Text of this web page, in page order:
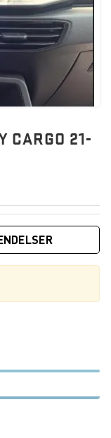
CARGO 21-